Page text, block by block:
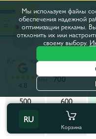
Код товара:50715
Ширина, мм :700
500
600
1000
1100
RU
Корзина
4.8
Мы используем файлы
обеспечения надежной
оптимизации рекламы.
отклонить их или
своему выбору.